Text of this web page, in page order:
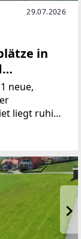
29.07.2026
in
neue,
liegt ruhig
direkt